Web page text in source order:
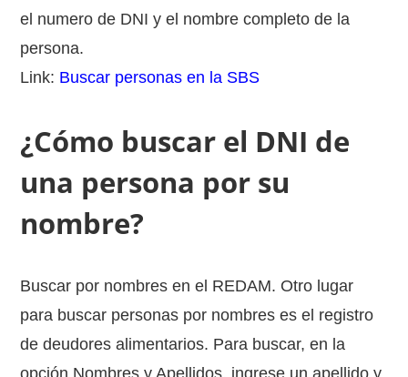
el numero de DNI y el nombre completo de la
persona.
Link: Buscar personas en la SBS
¿Cómo buscar el DNI de
una persona por su
nombre?
Buscar por nombres en el REDAM. Otro lugar
para buscar personas por nombres es el registro
de deudores alimentarios. Para buscar, en la
opción Nombres y Apellidos, ingrese un apellido y